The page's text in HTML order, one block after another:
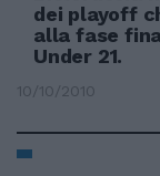
dei playoff
alla fase
Under 21.
10/10/2010